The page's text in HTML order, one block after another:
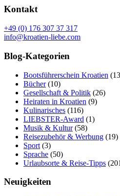
Kontakt
+49 (0) 176 307 37 317
info@kroatien-liebe.com
Blog-Kategorien
Bootsführerschein Kroatien
Bücher(10)
Gesellschaft & Politik (26)
Heiraten in Kroatien (9)
Kulinarisches (116)
LIEBSTER-Award (1)
Musik & Kultur(58)
Reisezubehör & Werbung (19)
Sport (3)
Sprache (50)
Urlaubsorte & Reise-Tipps
Neuigkeiten